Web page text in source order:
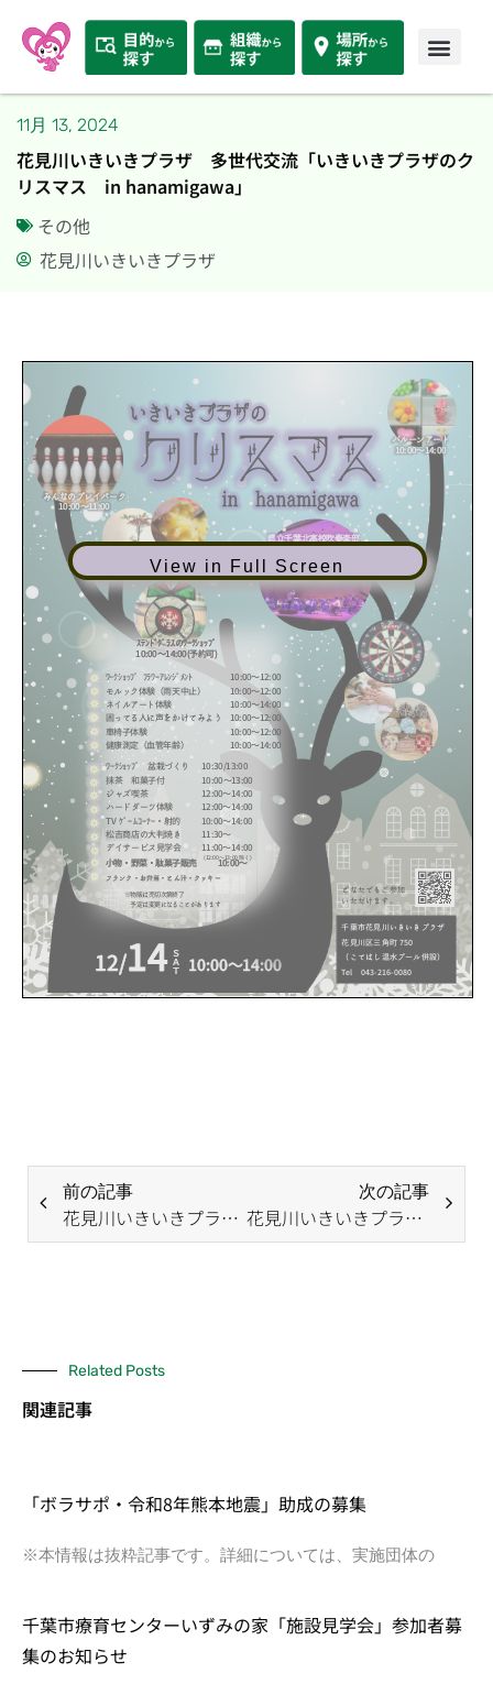
11月 13, 2024
花見川いきいきプラザ 多世代交流「いきいきプラザのク
リスマス in hanamigawa」
その他
花見川いきいきプラザ
View in Full Screen
前の記事
花見川いきいきプラザ臨時休館(２月)のお知らせ
次の記事
花見川いきいきプラザ 女性用風呂ご利用再開のお知らせ
Related Posts
関連記事
「ボラサポ・令和8年熊本地震」助成の募集
※本情報は抜粋記事です。詳細については、実施団体の
千葉市療育センターいずみの家「施設見学会」参加者募
集のお知らせ